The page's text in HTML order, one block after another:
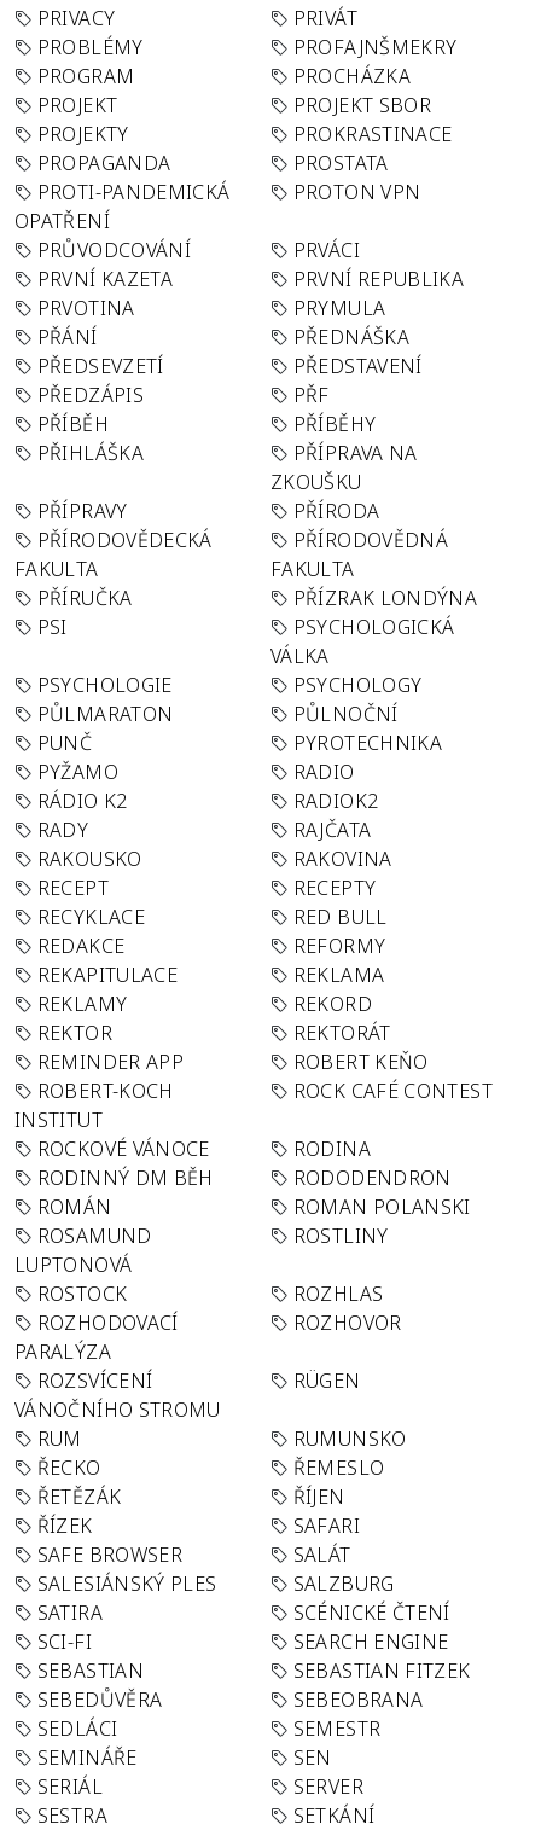
PRIVACY
PRIVÁT
PROBLÉMY
PROFAJNŠMEKRY
PROGRAM
PROCHÁZKA
PROJEKT
PROJEKT SBOR
PROJEKTY
PROKRASTINACE
PROPAGANDA
PROSTATA
PROTI-PANDEMICKÁ
OPATŘENÍ
PROTON VPN
PRŮVODCOVÁNÍ
PRVÁCI
PRVNÍ KAZETA
PRVNÍ REPUBLIKA
PRVOTINA
PRYMULA
PŘÁNÍ
PŘEDNÁŠKA
PŘEDSEVZETÍ
PŘEDSTAVENÍ
PŘEDZÁPIS
PŘF
PŘÍBĚH
PŘÍBĚHY
PŘIHLÁŠKA
PŘÍPRAVA NA
ZKOUŠKU
PŘÍPRAVY
PŘÍRODA
PŘÍRODOVĚDECKÁ
FAKULTA
PŘÍRODOVĚDNÁ
FAKULTA
PŘÍRUČKA
PŘÍZRAK LONDÝNA
PSI
PSYCHOLOGICKÁ
VÁLKA
PSYCHOLOGIE
PSYCHOLOGY
PŮLMARATON
PŮLNOČNÍ
PUNČ
PYROTECHNIKA
PYŽAMO
RADIO
RÁDIO K2
RADIOK2
RADY
RAJČATA
RAKOUSKO
RAKOVINA
RECEPT
RECEPTY
RECYKLACE
RED BULL
REDAKCE
REFORMY
REKAPITULACE
REKLAMA
REKLAMY
REKORD
REKTOR
REKTORÁT
REMINDER APP
ROBERT KEŇO
ROBERT-KOCH
INSTITUT
ROCK CAFÉ CONTEST
ROCKOVÉ VÁNOCE
RODINA
RODINNÝ DM BĚH
RODODENDRON
ROMÁN
ROMAN POLANSKI
ROSAMUND
LUPTONOVÁ
ROSTLINY
ROSTOCK
ROZHLAS
ROZHODOVACÍ
PARALÝZA
ROZHOVOR
ROZSVÍCENÍ
VÁNOČNÍHO STROMU
RÜGEN
RUM
RUMUNSKO
ŘECKO
ŘEMESLO
ŘETĚZÁK
ŘÍJEN
ŘÍZEK
SAFARI
SAFE BROWSER
SALÁT
SALESIÁNSKÝ PLES
SALZBURG
SATIRA
SCÉNICKÉ ČTENÍ
SCI-FI
SEARCH ENGINE
SEBASTIAN
SEBASTIAN FITZEK
SEBEDŮVĚRA
SEBEOBRANA
SEDLÁCI
SEMESTR
SEMINÁŘE
SEN
SERIÁL
SERVER
SESTRA
SETKÁNÍ